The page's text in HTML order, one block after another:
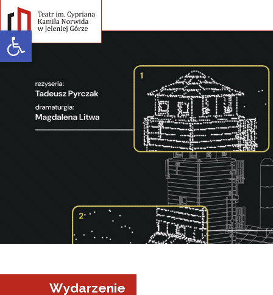
Open toolbar
Wydarzenie